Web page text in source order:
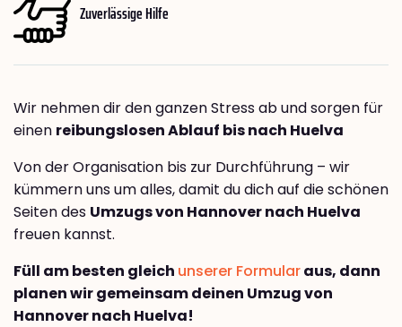
Zuverlässige Hilfe
Wir nehmen dir den ganzen Stress ab und sorgen für
einen reibungslosen Ablauf bis nach Huelva
Von der Organisation bis zur Durchführung – wir
kümmern uns um alles, damit du dich auf die schönen
Seiten des Umzugs von Hannover nach Huelva
freuen kannst.
Füll am besten gleich unserer Formularaus, dann
planen wir gemeinsam deinen Umzug von
Hannover nach Huelva!